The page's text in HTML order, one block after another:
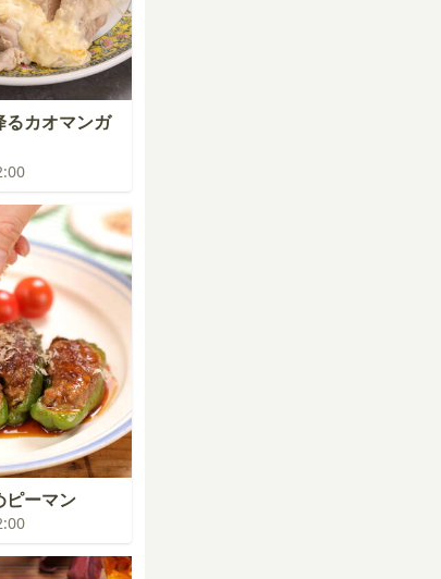
るカオマンガ
ピーマン